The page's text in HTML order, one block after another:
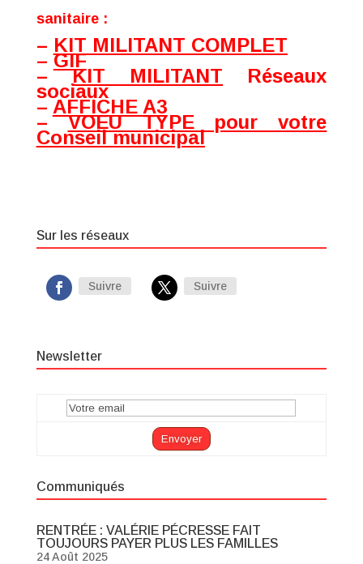
sanitaire :
– KIT MILITANT COMPLET
–GIF
–KIT MILITANT Réseaux
sociaux
– AFFICHE A3
–VOEU TYPE pour votre
Conseil municipal
Sur les réseaux
Suivre Suivre
Newsletter
Communiqués
RENTRÉE : VALÉRIE PÉCRESSE FAIT
TOUJOURS PAYER PLUS LES FAMILLES
24 Août 2025